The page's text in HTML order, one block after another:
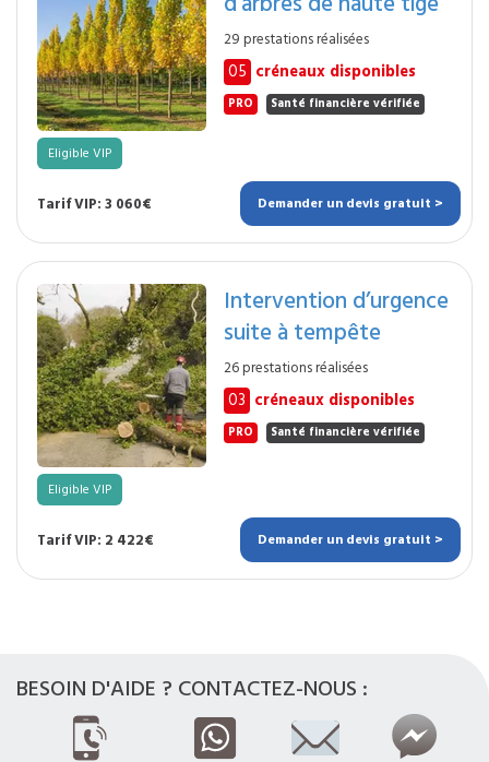
29 prestations réalisées
05 créneaux disponibles
PRO Santé financière vérifiée
Eligible VIP
Tarif VIP: 3 060€ Demander un devis gratuit >
Intervention d’urgence
suite à tempête
26 prestations réalisées
03 créneaux disponibles
PRO Santé financière vérifiée
Eligible VIP
Tarif VIP: 2 422€ Demander un devis gratuit >
BESOIN D'AIDE ? CONTACTEZ-NOUS :